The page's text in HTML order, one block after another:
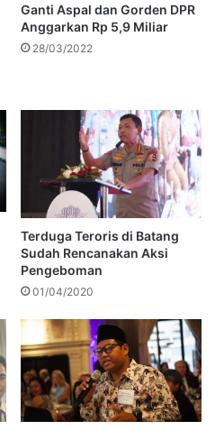
Ganti Aspal dan Gorden DPR
Anggarkan Rp 5,9 Miliar
28/03/2022
Terduga Teroris di Batang
Sudah Rencanakan Aksi
Pengeboman
01/04/2020